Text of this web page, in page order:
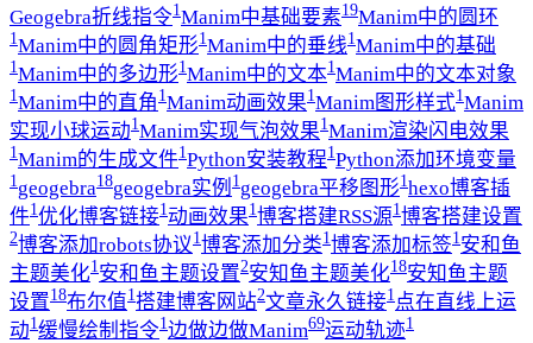
Geogebra折线指令1Manim中基础要素19Manim中的圆环
1Manim中的圆角矩形1Manim中的垂线1Manim中的基础
1Manim中的多边形1Manim中的文本1Manim中的文本对象
1Manim中的直角 1Manim动画效果1Manim图形样式1Manim
实现小球运动1Manim实现气泡效果1Manim渲染闪电效果
1Manim的生成文件1Python安装教程1Python添加环境变量
1geogebra18geogebra实例 1geogebra平移图形1hexo博客插
件1优化博客链接1动画效果1博客搭建RSS源1博客搭建设置
2博客添加robots协议 1博客添加分类1博客添加标签1安和鱼
主题美化1安和鱼主题设置2安知鱼主题美化18安知鱼主题
设置18布尔值1搭建博客网站2文章永久链接1点在直线上运
动1缓慢绘制指令1边做边做Manim69运动轨迹1